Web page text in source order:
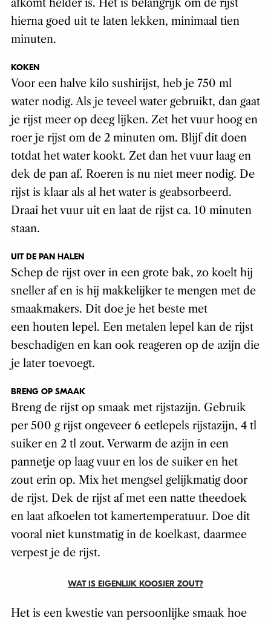
afkomt helder is. Het is belangrijk om de rijst
hierna goed uit te laten lekken, minimaal tien
minuten.
KOKEN
Voor een halve kilo sushirijst, heb je 750 ml
water nodig. Als je teveel water gebruikt, dan gaat
je rijst meer op deeg lijken. Zet het vuur hoog en
roer je rijst om de 2 minuten om. Blijf dit doen
totdat het water kookt. Zet dan het vuur laag en
dek de pan af. Roeren is nu niet meer nodig. De
rijst is klaar als al het water is geabsorbeerd.
Draai het vuur uit en laat de rijst ca. 10 minuten
staan.
UIT DE PAN HALEN
Schep de rijst over in een grote bak, zo koelt hij
sneller af en is hij makkelijker te mengen met de
smaakmakers. Dit doe je het beste met
een houten lepel. Een metalen lepel kan de rijst
beschadigen en kan ook reageren op de azijn die
je later toevoegt.
BRENG OP SMAAK
Breng de rijst op smaak met rijstazijn. Gebruik
per 500 g rijst ongeveer 6 eetlepels rijstazijn, 4 tl
suiker en 2 tl zout. Verwarm de azijn in een
pannetje op laag vuur en los de suiker en het
zout erin op. Mix het mengsel gelijkmatig door
de rijst. Dek de rijst af met een natte theedoek
en laat afkoelen tot kamertemperatuur. Doe dit
vooral niet kunstmatig in de koelkast, daarmee
verpest je de rijst.
WAT IS EIGENLIJK KOOSJER ZOUT?
Het is een kwestie van persoonlijke smaak hoe